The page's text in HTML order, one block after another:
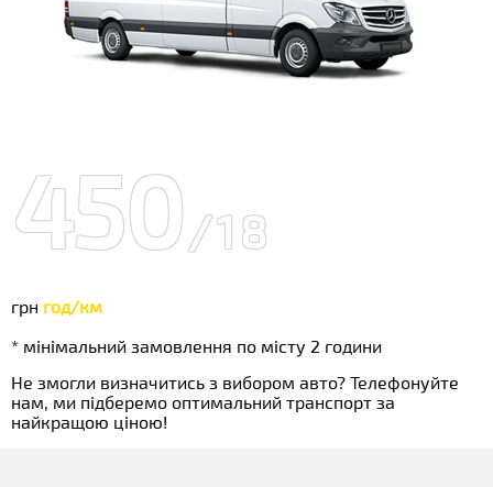
450/18
грн год/км
* мінімальний замовлення по місту 2 години
Не змогли визначитись з вибором авто? Телефонуйте
нам, ми підберемо оптимальний транспорт за
найкращою ціною!